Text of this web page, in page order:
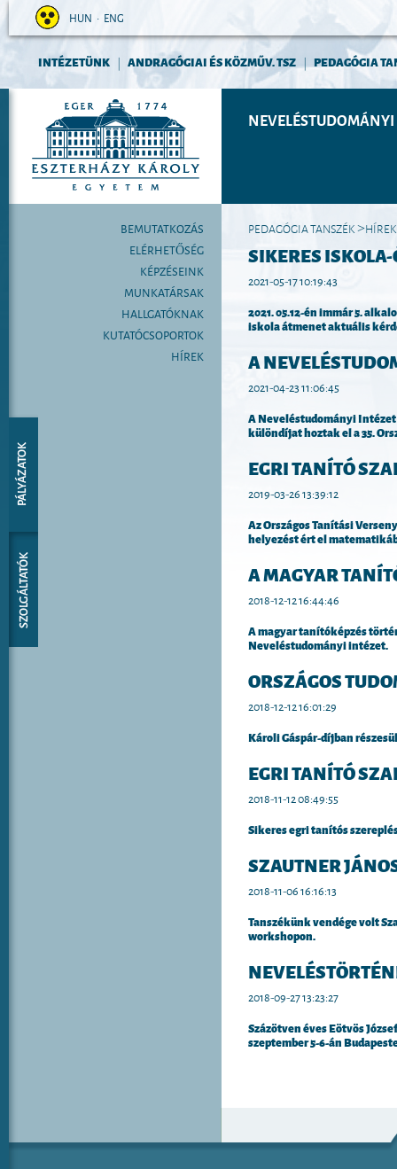
HUN • ENG
INTÉZETÜNK | ANDRAGÓGIAI ÉS KÖZMŰV. TSZ | PEDAGÓGIA
BEMUTATKOZÁS
ELÉRHETŐSÉG
KÉPZÉSEINK
MUNKATÁRSAK
HALLGATÓKNAK
KUTATÓCSOPORTOK
HÍREK
PEDAGÓGIA TANSZÉK>HÍREK
SIKERES
2021-05-17 10:19:43
2021. 05.12-én immár 5.
iskola átmenet aktuális
A
2021-04-23 11:06:45
A Neveléstudományi
különdíjat hoztak el a 35.
EGRI TANÍTÓ
2019-03-26 13:39:12
Az Országos Tanítási
helyezést ért el
A MAGYAR
2018-12-12 16:44:46
A magyar tanítóképzés
Neveléstudományi intézet.
ORSZÁGOS
2018-12-12 16:01:29
Károli Gáspár-díjban
EGRI TANÍTÓ
2018-11-12 08:49:55
Sikeres egri tanítós
SZAUTNER
2018-11-06 16:16:13
Tanszékünk vendége volt
workshopon.
2018-09-27 13:23:27
Százötven éves Eötvös
szeptember 5-6-án